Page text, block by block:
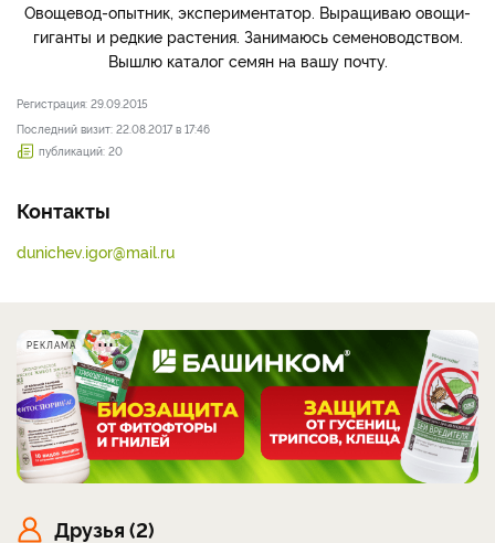
Овощевод-опытник, экспериментатор. Выращиваю овощи-
гиганты и редкие растения. Занимаюсь семеноводством.
Вышлю каталог семян на вашу почту.
Регистрация: 29.09.2015
Последний визит: 22.08.2017 в 17:46
публикаций: 20
Контакты
dunichev.igor@mail.ru
РЕКЛАМА
Друзья (2)